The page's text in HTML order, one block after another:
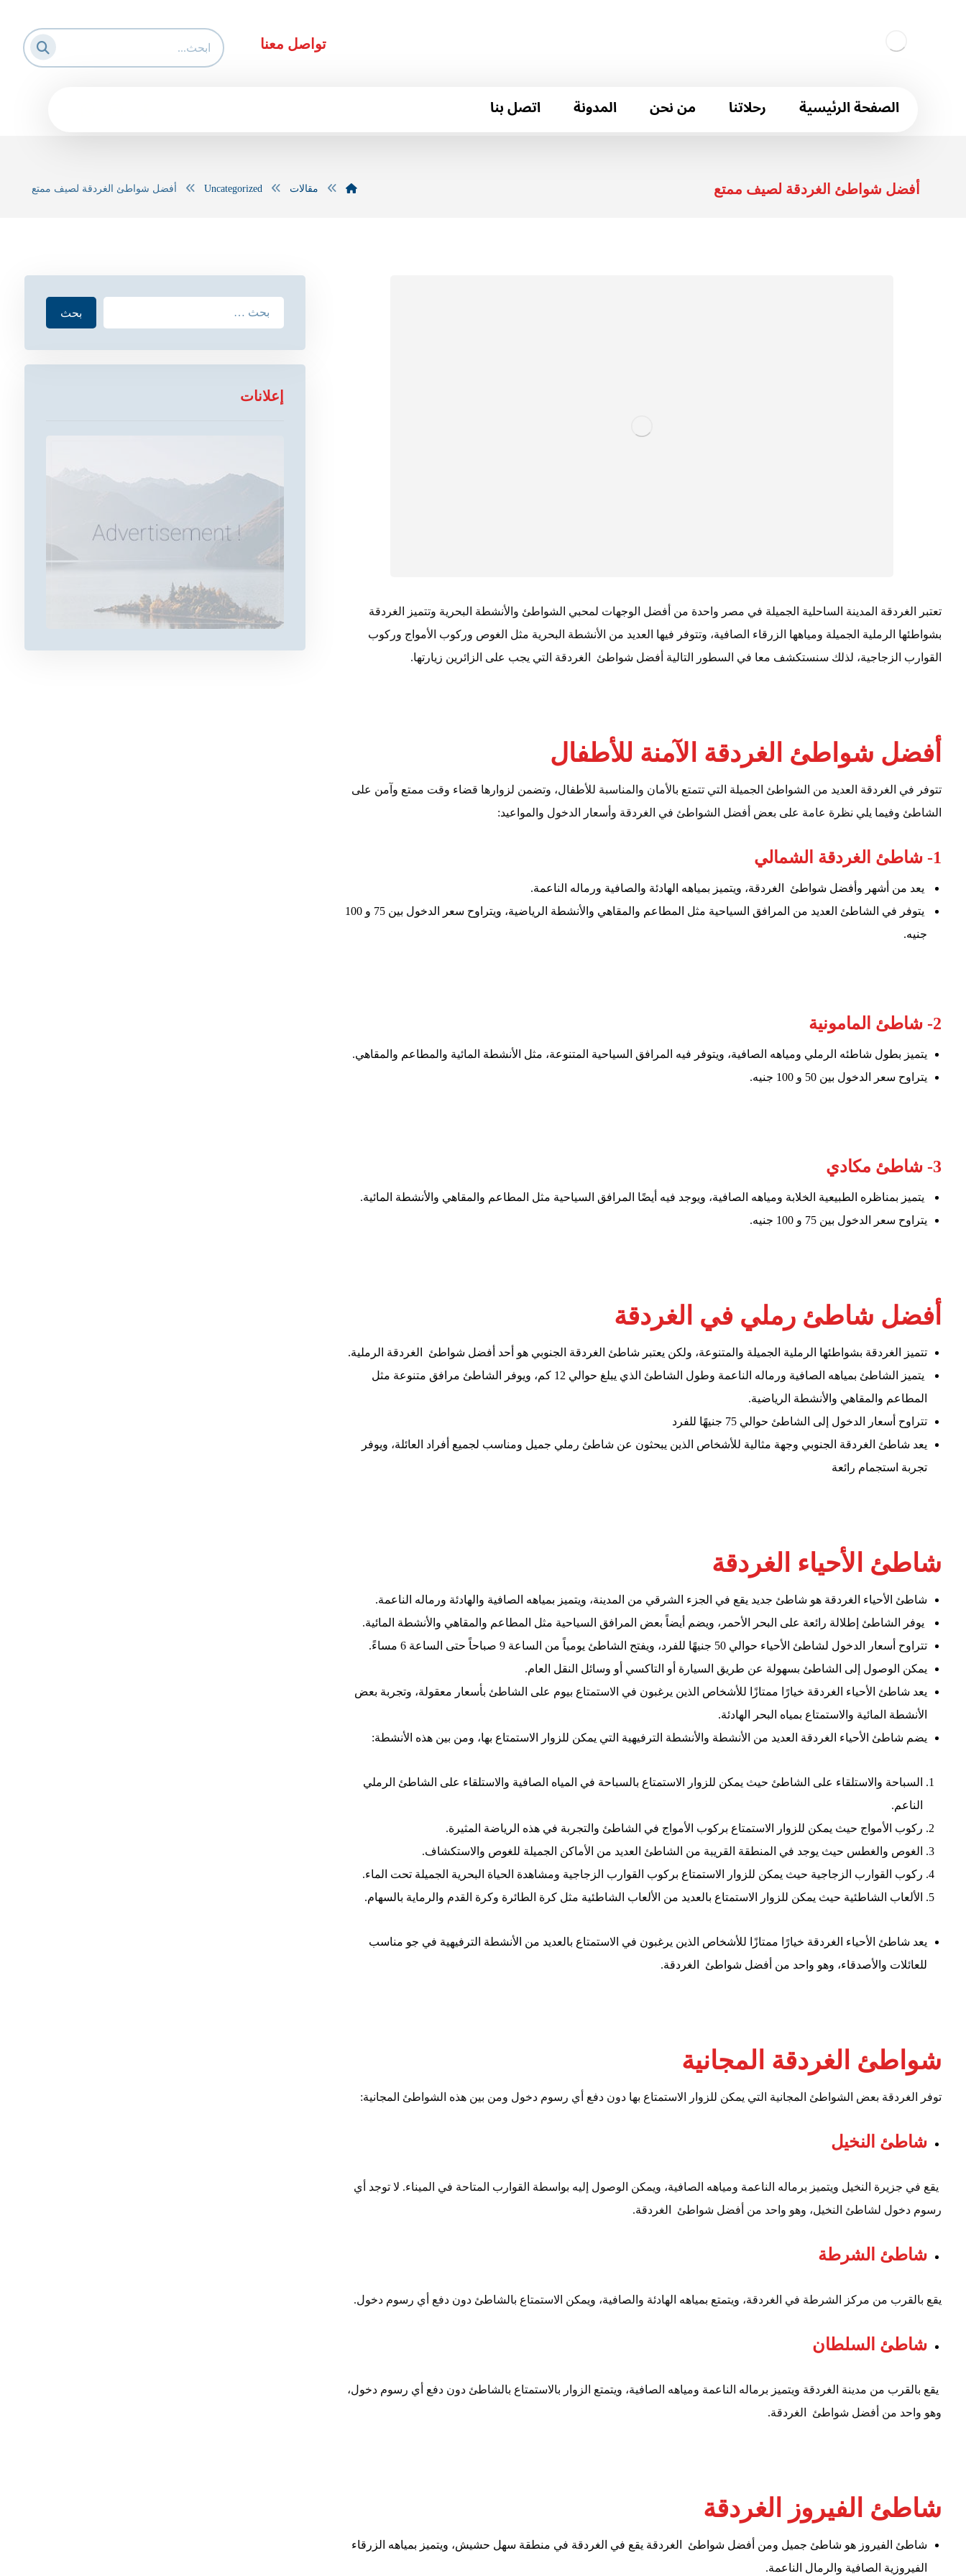
تواصل معنا
الصفحة الرئيسية رحلاتنا من نحن المدونة اتصل بنا
أفضل شواطئ الغردقة لصيف ممتع مقالات Uncategorized أفضل شواطئ الغردقة لصيف ممتع
تعتبر الغردقة المدينة الساحلية الجميلة في مصر واحدة من أفضل الوجهات لمحبي الشواطئ والأنشطة البحرية وتتميز الغردقة
بشواطئها الرملية الجميلة ومياهها الزرقاء الصافية، وتتوفر فيها العديد من الأنشطة البحرية مثل الغوص وركوب الأمواج وركوب
القوارب الزجاجية، لذلك سنستكشف معا في السطور التالية أفضل شواطئ الغردقة التي يجب على الزائرين زيارتها.
أفضل شواطئ الغردقة الآمنة للأطفال
تتوفر في الغردقة العديد من الشواطئ الجميلة التي تتمتع بالأمان والمناسبة للأطفال، وتضمن لزوارها قضاء وقت ممتع وآمن على
الشاطئ وفيما يلي نظرة عامة على بعض أفضل الشواطئ في الغردقة وأسعار الدخول والمواعيد:
1- شاطئ الغردقة الشمالي
يعد من أشهر وأفضل شواطئ الغردقة، ويتميز بمياهه الهادئة والصافية ورماله الناعمة.
يتوفر في الشاطئ العديد من المرافق السياحية مثل المطاعم والمقاهي والأنشطة الرياضية، ويتراوح سعر الدخول بين 75 و 100
جنيه.
2- شاطئ المامونية
يتميز بطول شاطئه الرملي ومياهه الصافية، ويتوفر فيه المرافق السياحية المتنوعة، مثل الأنشطة المائية والمطاعم والمقاهي.
يتراوح سعر الدخول بين 50 و 100 جنيه.
3- شاطئ مكادي
يتميز بمناظره الطبيعية الخلابة ومياهه الصافية، ويوجد فيه أيضًا المرافق السياحية مثل المطاعم والمقاهي والأنشطة المائية.
يتراوح سعر الدخول بين 75 و 100 جنيه.
أفضل شاطئ رملي في الغردقة
تتميز الغردقة بشواطئها الرملية الجميلة والمتنوعة، ولكن يعتبر شاطئ الغردقة الجنوبي هو أحد أفضل شواطئ الغردقة الرملية.
يتميز الشاطئ بمياهه الصافية ورماله الناعمة وطول الشاطئ الذي يبلغ حوالي 12 كم، ويوفر الشاطئ مرافق متنوعة مثل
المطاعم والمقاهي والأنشطة الرياضية.
تتراوح أسعار الدخول إلى الشاطئ حوالي 75 جنيهًا للفرد
يعد شاطئ الغردقة الجنوبي وجهة مثالية للأشخاص الذين يبحثون عن شاطئ رملي جميل ومناسب لجميع أفراد العائلة، ويوفر
تجربة استجمام رائعة
شاطئ الأحياء الغردقة
شاطئ الأحياء الغردقة هو شاطئ جديد يقع في الجزء الشرقي من المدينة، ويتميز بمياهه الصافية والهادئة ورماله الناعمة.
يوفر الشاطئ إطلالة رائعة على البحر الأحمر، ويضم أيضاً بعض المرافق السياحية مثل المطاعم والمقاهي والأنشطة المائية.
تتراوح أسعار الدخول لشاطئ الأحياء حوالي 50 جنيهًا للفرد، ويفتح الشاطئ يومياً من الساعة 9 صباحاً حتى الساعة 6 مساءً.
يمكن الوصول إلى الشاطئ بسهولة عن طريق السيارة أو التاكسي أو وسائل النقل العام.
يعد شاطئ الأحياء الغردقة خيارًا ممتازًا للأشخاص الذين يرغبون في الاستمتاع بيوم على الشاطئ بأسعار معقولة، وتجربة بعض
الأنشطة المائية والاستمتاع بمياه البحر الهادئة.
يضم شاطئ الأحياء الغردقة العديد من الأنشطة والأنشطة الترفيهية التي يمكن للزوار الاستمتاع بها، ومن بين هذه الأنشطة:
السباحة والاستلقاء على الشاطئ حيث يمكن للزوار الاستمتاع بالسباحة في المياه الصافية والاستلقاء على الشاطئ الرملي
الناعم.
ركوب الأمواج حيث يمكن للزوار الاستمتاع بركوب الأمواج في الشاطئ والتجربة في هذه الرياضة المثيرة.
الغوص والغطس حيث يوجد في المنطقة القريبة من الشاطئ العديد من الأماكن الجميلة للغوص والاستكشاف.
ركوب القوارب الزجاجية حيث يمكن للزوار الاستمتاع بركوب القوارب الزجاجية ومشاهدة الحياة البحرية الجميلة تحت الماء.
الألعاب الشاطئية حيث يمكن للزوار الاستمتاع بالعديد من الألعاب الشاطئية مثل كرة الطائرة وكرة القدم والرماية بالسهام.
يعد شاطئ الأحياء الغردقة خيارًا ممتازًا للأشخاص الذين يرغبون في الاستمتاع بالعديد من الأنشطة الترفيهية في جو مناسب
للعائلات والأصدقاء، وهو واحد من أفضل شواطئ الغردقة.
شواطئ الغردقة المجانية
توفر الغردقة بعض الشواطئ المجانية التي يمكن للزوار الاستمتاع بها دون دفع أي رسوم دخول ومن بين هذه الشواطئ المجانية:
شاطئ النخيل
يقع في جزيرة النخيل ويتميز برماله الناعمة ومياهه الصافية، ويمكن الوصول إليه بواسطة القوارب المتاحة في الميناء. لا توجد أي
رسوم دخول لشاطئ النخيل، وهو واحد من أفضل شواطئ الغردقة.
شاطئ الشرطة
يقع بالقرب من مركز الشرطة في الغردقة، ويتمتع بمياهه الهادئة والصافية، ويمكن الاستمتاع بالشاطئ دون دفع أي رسوم دخول.
شاطئ السلطان
يقع بالقرب من مدينة الغردقة ويتميز برماله الناعمة ومياهه الصافية، ويتمتع الزوار بالاستمتاع بالشاطئ دون دفع أي رسوم دخول،
وهو واحد من أفضل شواطئ الغردقة.
شاطئ الفيروز الغردقة
شاطئ الفيروز هو شاطئ جميل ومن أفضل شواطئ الغردقة يقع في الغردقة في منطقة سهل حشيش، ويتميز بمياهه الزرقاء
الفيروزية الصافية والرمال الناعمة.
إعلانات